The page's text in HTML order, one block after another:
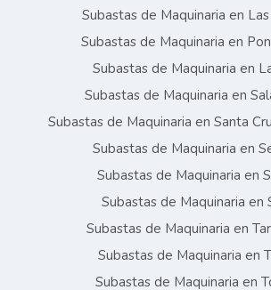
Subastas de Maquinaria en
Subastas de Maquinaria en
Subastas de Maquinaria en
Subastas de Maquinaria en
Subastas de Maquinaria en Santa
Subastas de Maquinaria en
Subastas de Maquinaria en
Subastas de Maquinaria en
Subastas de Maquinaria en
Subastas de Maquinaria en
Subastas de Maquinaria en